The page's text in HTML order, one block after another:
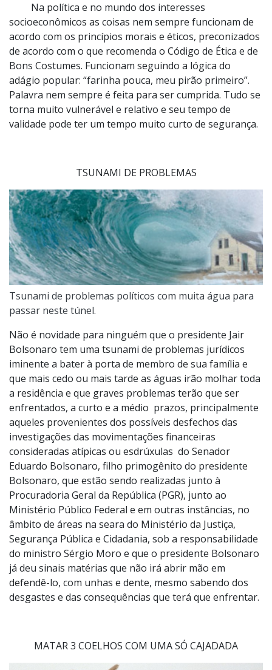
Na política e no mundo dos interesses
socioeconômicos as coisas nem sempre funcionam de
acordo com os princípios morais e éticos, preconizados
de acordo com o que recomenda o Código de Ética e de
Bons Costumes. Funcionam seguindo a lógica do
adágio popular: “farinha pouca, meu pirão primeiro”.
Palavra nem sempre é feita para ser cumprida. Tudo se
torna muito vulnerável e relativo e seu tempo de
validade pode ter um tempo muito curto de segurança.
TSUNAMI DE PROBLEMAS
Tsunami de problemas políticos com muita água para
passar neste túnel.
Não é novidade para ninguém que o presidente Jair
Bolsonaro tem uma tsunami de problemas jurídicos
iminente a bater à porta de membro de sua família e
que mais cedo ou mais tarde as águas irão molhar toda
a residência e que graves problemas terão que ser
enfrentados, a curto e a médio prazos, principalmente
aqueles provenientes dos possíveis desfechos das
investigações das movimentações financeiras
consideradas atípicas ou esdrúxulas do Senador
Eduardo Bolsonaro, filho primogênito do presidente
Bolsonaro, que estão sendo realizadas junto à
Procuradoria Geral da República (PGR), junto ao
Ministério Público Federal e em outras instâncias, no
âmbito de áreas na seara do Ministério da Justiça,
Segurança Pública e Cidadania, sob a responsabilidade
do ministro Sérgio Moro e que o presidente Bolsonaro
já deu sinais matérias que não irá abrir mão em
defendê-lo, com unhas e dente, mesmo sabendo dos
desgastes e das consequências que terá que enfrentar.
MATAR 3 COELHOS COM UMA SÓ CAJADADA